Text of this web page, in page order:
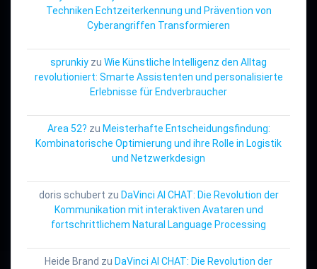
Techniken Echtzeiterkennung und Prävention von
Cyberangriffen Transformieren
sprunkiy zu Wie Künstliche Intelligenz den Alltag
revolutioniert: Smarte Assistenten und personalisierte
Erlebnisse für Endverbraucher
Area 52? zu Meisterhafte Entscheidungsfindung:
Kombinatorische Optimierung und ihre Rolle in Logistik
und Netzwerkdesign
doris schubert zu DaVinci AI CHAT: Die Revolution der
Kommunikation mit interaktiven Avataren und
fortschrittlichem Natural Language Processing
Heide Brand zu DaVinci AI CHAT: Die Revolution der